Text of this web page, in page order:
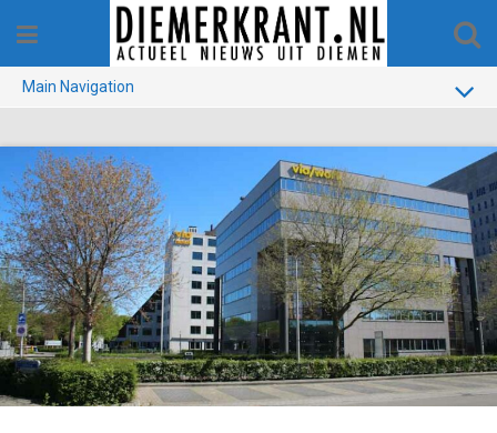
content
Main Navigation
GEMEENTE
1970-1990
VERKIEZINGEN
COLOFON